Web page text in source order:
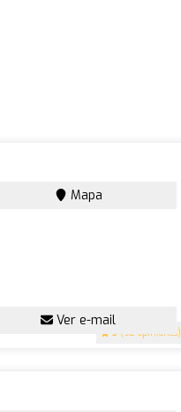
5 (92 opiniones)
Mapa
Ver e-mail